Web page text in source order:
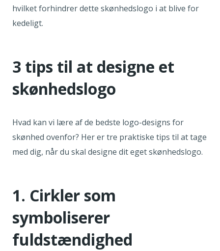
hvilket forhindrer dette skønhedslogo i at blive for
kedeligt.
3 tips til at designe et
skønhedslogo
Hvad kan vi lære af de bedste logo-designs for
skønhed ovenfor? Her er tre praktiske tips til at tage
med dig, når du skal designe dit eget skønhedslogo.
1. Cirkler som
symboliserer
fuldstændighed